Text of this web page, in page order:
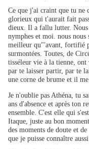
Ce que j'ai craint que tu ne
glorieux qui t'aurait fait
dieux. Il a fallu lutter. Nous
nymphes et moi. nous
meilleur qu"'avant, fortifié
surmontées. Toutes, de
tisséleur vie à la tienne,
par te laisser partir, par te
une corne de brume et il
Je n'oublie pas Athéna, tu
ans d'absence et après ton
ensemble. C'est elle qui
Itaque, juste au bon
des moments de doute et
que je puisse connaître